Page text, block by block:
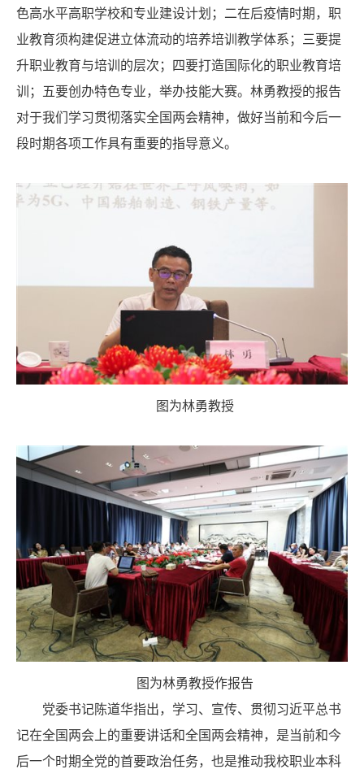
色高水平高职学校和专业建设计划；二在后疫情时期，职
业教育须构建促进立体流动的培养培训教学体系；三要提
升职业教育与培训的层次；四要打造国际化的职业教育培
训；五要创办特色专业，举办技能大赛。林勇教授的报告
对于我们学习贯彻落实全国两会精神，做好当前和今后一
段时期各项工作具有重要的指导意义。
图为林勇教授
图为林勇教授作报告
党委书记陈道华指出，学习、宣传、贯彻习近平总书
记在全国两会上的重要讲话和全国两会精神，是当前和今
后一个时期全党的首要政治任务，也是推动我校职业本科